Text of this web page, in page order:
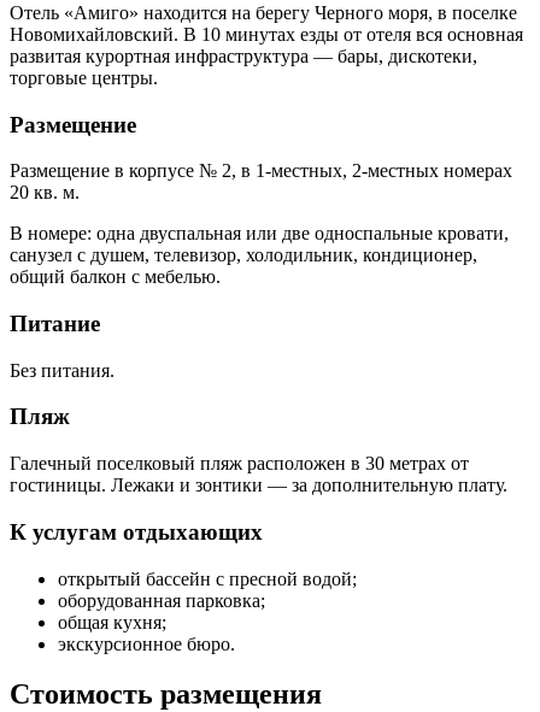
Отель «Амиго» находится на берегу Черного моря, в поселке
Новомихайловский. В 10 минутах езды от отеля вся основная
развитая курортная инфраструктура — бары, дискотеки,
торговые центры.
Размещение
Размещение в корпусе № 2, в 1-местных, 2-местных номерах
20 кв. м.
В номере: одна двуспальная или две односпальные кровати,
санузел с душем, телевизор, холодильник, кондиционер,
общий балкон с мебелью.
Питание
Без питания.
Пляж
Галечный поселковый пляж расположен в 30 метрах от
гостиницы. Лежаки и зонтики — за дополнительную плату.
К услугам отдыхающих
открытый бассейн с пресной водой;
оборудованная парковка;
общая кухня;
экскурсионное бюро.
Стоимость размещения